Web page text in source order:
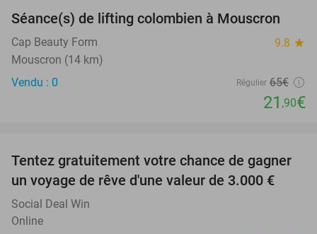
66%
TODAY
Séance(s) de lifting colombien à Mouscron
Cap Beauty Form 9.8 star
Mouscron (14 km)
Vendu : 0
Régulier 65€
21 ,90€
Tentez gratuitement votre chance de gagner
un voyage de rêve d'une valeur de 3.000 €
Social Deal Win
Online